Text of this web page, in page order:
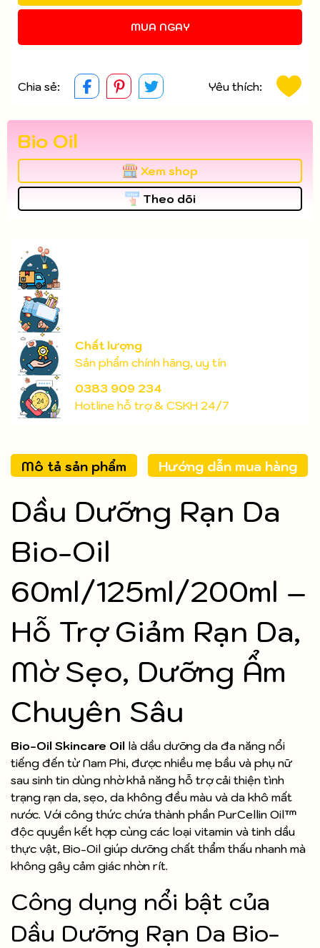
MUA NGAY
Chia sẻ: Yêu thích:
Bio Oil
Xem shop
Theo dõi
Chất lượng
Sản phẩm chính hãng, uy tín
0383 909 234
Hotline hỗ trợ & CSKH 24/7
Mô tả sản phẩm Hướng dẫn mua hàng
Dầu Dưỡng Rạn Da
Bio-Oil
60ml/125ml/200ml –
Hỗ Trợ Giảm Rạn Da,
Mờ Sẹo, Dưỡng Ẩm
Chuyên Sâu
Bio-Oil Skincare Oil là dầu dưỡng da đa năng nổi
tiếng đến từ Nam Phi, được nhiều mẹ bầu và phụ nữ
sau sinh tin dùng nhờ khả năng hỗ trợ cải thiện tình
trạng rạn da, sẹo, da không đều màu và da khô mất
nước. Với công thức chứa thành phần PurCellin Oil™
độc quyền kết hợp cùng các loại vitamin và tinh dầu
thực vật, Bio-Oil giúp dưỡng chất thẩm thấu nhanh mà
không gây cảm giác nhờn rít.
Công dụng nổi bật của
Dầu Dưỡng Rạn Da Bio-